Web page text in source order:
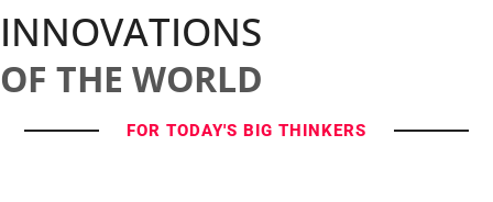
INNOVATIONS
OF THE WORLD
FOR TODAY'S BIG THINKERS